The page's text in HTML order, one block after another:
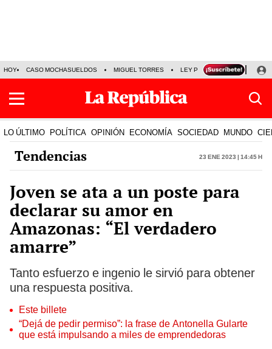
HOY CASO MOCHASUELDOS MIGUEL TORRES LEY PULPÍN PRECIO DEL
LO ÚLTIMO POLÍTICA OPINIÓN ECONOMÍA SOCIEDAD MUNDO
Tendencias 23 Ene 2023 | 14:45 h
Joven se ata a un poste para
declarar su amor en
Amazonas: “El verdadero
amarre”
Tanto esfuerzo e ingenio le sirvió para obtener
una respuesta positiva.
Este billete
“Dejá de pedir permiso”: la frase de Antonella Gularte
que está impulsando a miles de emprendedoras